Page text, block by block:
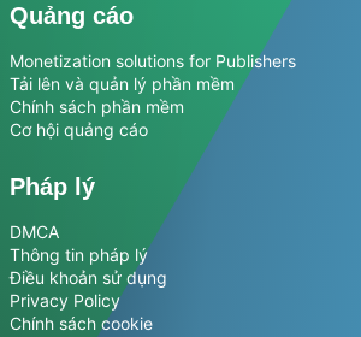
Quảng cáo
Monetization solutions for Publishers
Tải lên và quản lý phần mềm
Chính sách phần mềm
Cơ hội quảng cáo
Pháp lý
DMCA
Thông tin pháp lý
Điều khoản sử dụng
Privacy Policy
Chính sách cookie